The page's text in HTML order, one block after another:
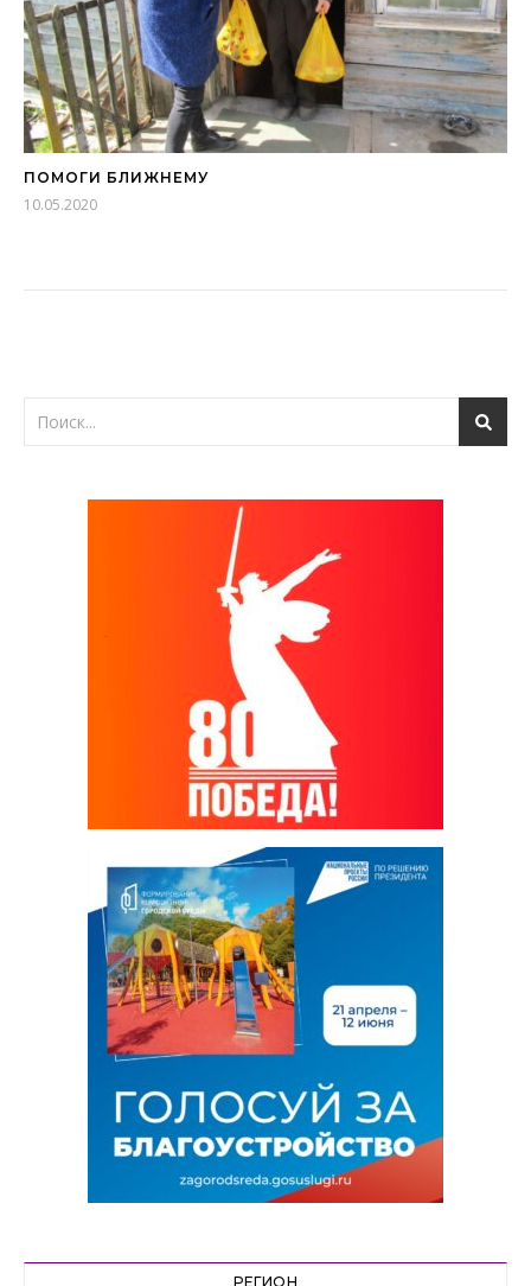
ПОМОГИ БЛИЖНЕМУ
10.05.2020
РЕГИОН